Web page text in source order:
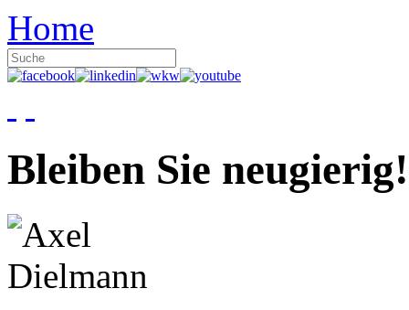
Home
Bleiben Sie neugierig!